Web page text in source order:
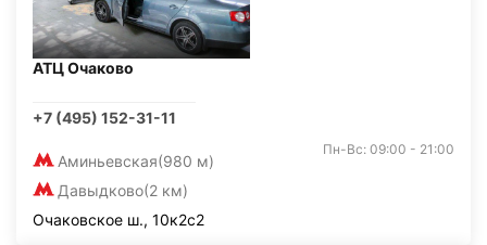
АТЦ Очаково
+7 (495) 152-31-11
Аминьевская(980 м)
Давыдково(2 км)
Пн-Вс: 09:00 - 21:00
Очаковское ш., 10к2с2